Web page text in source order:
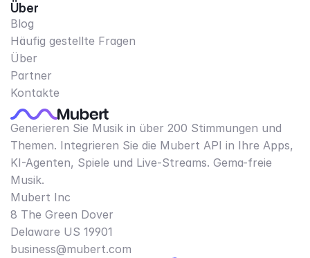
Über
Blog
Häufig gestellte Fragen
Über
Partner
Kontakte
Generieren Sie Musik in über 200 Stimmungen und
Themen. Integrieren Sie die Mubert API in Ihre Apps,
KI-Agenten, Spiele und Live-Streams. Gema-freie
Musik.
Mubert Inc
8 The Green Dover
Delaware US 19901​
business@mubert.com